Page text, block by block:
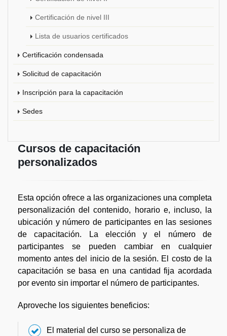
Certificación de nivel III
Lista de usuarios certificados
Certificación condensada
Solicitud de capacitación
Inscripción para la capacitación
Sedes
Cursos de capacitación
personalizados
Esta opción ofrece a las organizaciones una completa
personalización del contenido, horario e, incluso, la
ubicación y número de participantes en las sesiones
de capacitación. La elección y el número de
participantes se pueden cambiar en cualquier
momento antes del inicio de la sesión. El costo de la
capacitación se basa en una cantidad fija acordada
por evento sin importar el número de participantes.
Aproveche los siguientes beneficios:
El material del curso se personaliza de